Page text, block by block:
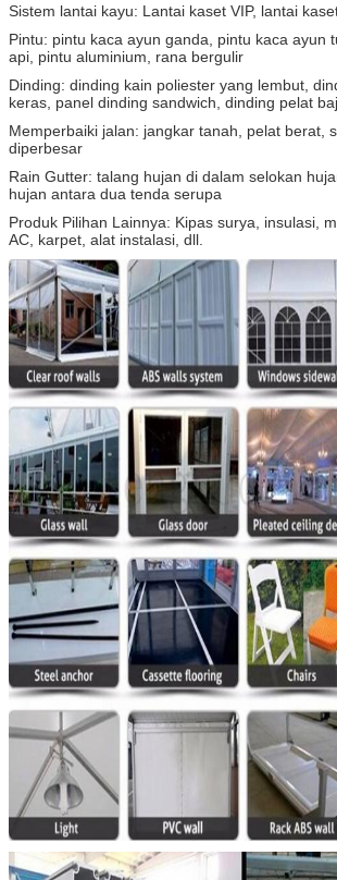
Sistem lantai kayu: Lantai kaset VIP, lantai
Pintu: pintu kaca ayun ganda, pintu kaca ayun
api, pintu aluminium, rana bergulir
Dinding: dinding kain poliester yang lembut,
keras, panel dinding sandwich, dinding pelat
Memperbaiki jalan: jangkar tanah, pelat berat,
diperbesar
Rain Gutter: talang hujan di dalam selokan
hujan antara dua tenda serupa
Produk Pilihan Lainnya: Kipas surya, insulasi,
AC, karpet, alat instalasi, dll.